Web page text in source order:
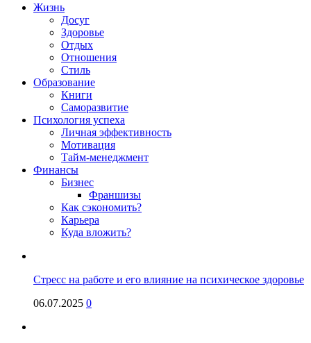
Жизнь
Досуг
Здоровье
Отдых
Отношения
Стиль
Образование
Книги
Саморазвитие
Психология успеха
Личная эффективность
Мотивация
Тайм-менеджмент
Финансы
Бизнес
Франшизы
Как сэкономить?
Карьера
Куда вложить?
Стресс на работе и его влияние на психическое здоровье
06.07.2025 0